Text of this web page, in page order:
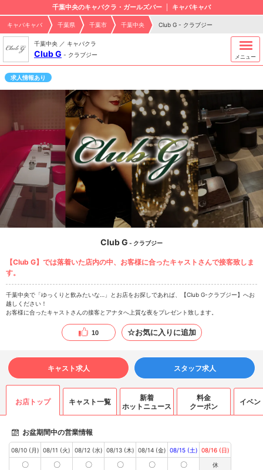
千葉中央のキャバクラ・ガールズバー キャバキャバ
キャバキャバ 千葉県 千葉市 千葉中央 Club G - クラブジー
千葉中央 ／ キャバクラ
Club G - クラブジー メニュー
求人情報あり
Club G - クラブジー
【Club G】では落着いた店内の中、お客様に合ったキャストさんで接客致しま
す。
千葉中央で「ゆっくりと飲みたいな…」とお店をお探しであれば、【Club G-クラブジー】へお
越しください！
お客様に合ったキャストさんの接客とアナタへ上質な夜をプレゼント致します。
10 ☆お気に入りに追加
キャスト求人 スタッフ求人
お店トップ キャスト一覧
新着
ホットニュース
料金
クーポン
イベン
お盆期間中の営業情報
08/10 (月)
〇
08/11 (火)
〇
08/12 (水)
〇
08/13 (木)
〇
08/14 (金)
〇
08/15 (土)
〇
08/16 (日)
休